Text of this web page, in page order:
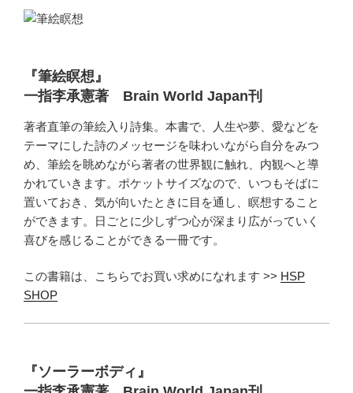
『筆絵瞑想』
一指李承憲著 Brain World Japan刊
著者直筆の筆絵入り詩集。本書で、人生や夢、愛などを
テーマにした詩のメッセージを味わいながら自分をみつ
め、筆絵を眺めながら著者の世界観に触れ、内観へと導
かれていきます。ポケットサイズなので、いつもそばに
置いておき、気が向いたときに目を通し、瞑想すること
ができます。日ごとに少しずつ心が深まり広がっていく
喜びを感じることができる一冊です。
この書籍は、こちらでお買い求めになれます >> HSP
SHOP
『ソーラーボディ』